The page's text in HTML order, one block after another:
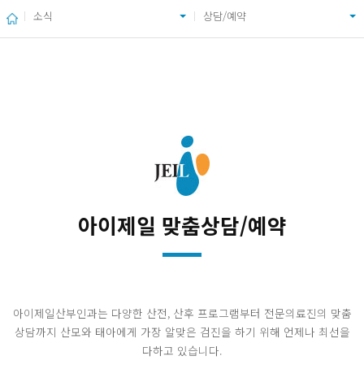
소식 상담/예약
아이제일 맞춤상담/예약
아이제일산부인과는 다양한 산전, 산후 프로그램부터 전문의료진의 맞춤
상담까지 산모와 태아에게 가장 알맞은 검진을 하기 위해 언제나 최선을
다하고 있습니다.